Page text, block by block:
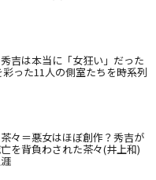
秀吉は本当に「女狂い」だった
った11人の側室たちを時系列
茶々＝悪女はほぼ創作？秀吉が
を背負わされた茶々(井上和)